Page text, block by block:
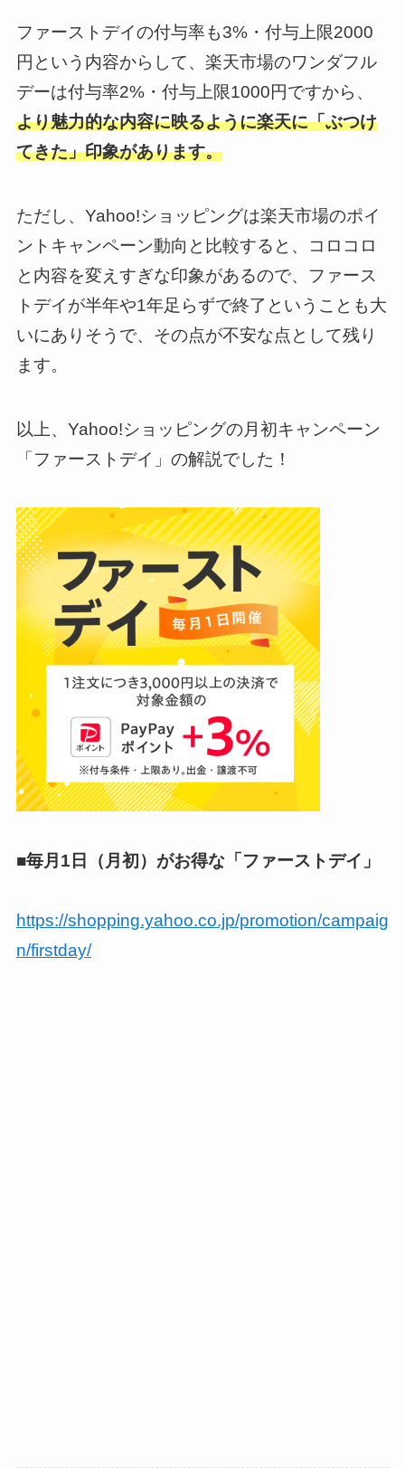
ファーストデイの付与率も3%・付与上限2000
円という内容からして、楽天市場のワンダフル
デーは付与率2%・付与上限1000円ですから、
より魅力的な内容に映るように楽天に「ぶつけ
てきた」印象があります。
ただし、Yahoo!ショッピングは楽天市場のポイ
ントキャンペーン動向と比較すると、コロコロ
と内容を変えすぎな印象があるので、ファース
トデイが半年や1年足らずで終了ということも大
いにありそうで、その点が不安な点として残り
ます。
以上、Yahoo!ショッピングの月初キャンペーン
「ファーストデイ」の解説でした！
■毎月1日（月初）がお得な「ファーストデイ」
https://shopping.yahoo.co.jp/promotion/campaig
n/firstday/